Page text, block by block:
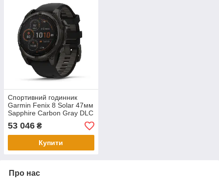
Спортивний годинник
Garmin Fenix 8 Solar 47мм
Sapphire Carbon Gray DLC
силіконовим ремінцем
010-02906-11
53 046 ₴
Купити
Про нас